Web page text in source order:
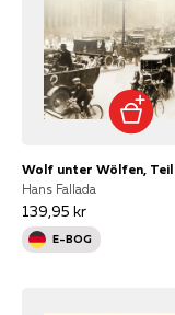
Hans Fallada
139,95 kr
E-BOG